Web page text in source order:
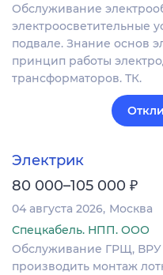
Обслуживание
электроосветительные
подвале. Знание основ
принцип работы
трансформаторов. ТК.
Электрик
80 000–105 000 ₽
04 августа 2026 Москва
Спецкабель. НПП. ООО
Обслуживание ГРЩ, ВРУ
производить монтаж